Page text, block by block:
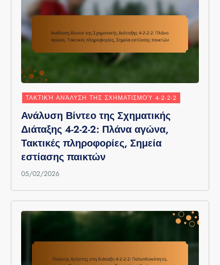
ΤΑΚΤΙΚΉ ΑΝΆΛΥΣΗ ΤΗΣ ΣΧΗΜΑΤΙΣΜΟΎ 4-2-2-2
Ανάλυση Βίντεο της Σχηματικής
Διάταξης 4-2-2-2: Πλάνα αγώνα,
Τακτικές πληροφορίες, Σημεία
εστίασης παικτών
05/02/2026